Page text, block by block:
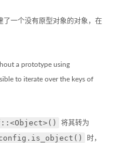
了一个没有原型对象的对象，在
a prototype using
to iterate over the keys of
将其转为
时，